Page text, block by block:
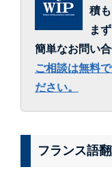
積
ま
簡単なお問い
ご相談は無料
ださい。
フランス語